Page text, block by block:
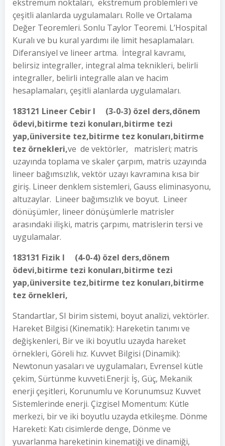
ekstremum noktaları, ekstremum problemleri ve
çeşitli alanlarda uygulamaları. Rolle ve Ortalama
Değer Teoremleri. Sonlu Taylor Teoremi. L’Hospital
Kuralı ve bu kural yardımı ile limit hesaplamaları.
Diferansiyel ve lineer artma. İntegral kavramı,
belirsiz integraller, integral alma teknikleri, belirli
integraller, belirli integralle alan ve hacim
hesaplamaları, çeşitli alanlarda uygulamaları.
183121 Lineer Cebir I (3-0-3) özel ders,dönem
ödevi,bitirme tezi konuları,bitirme tezi
yap,üniversite tez,bitirme tez konuları,bitirme
tez örnekleri,ve de vektörler, matrisleri; matris
uzayında toplama ve skaler çarpım, matris uzayında
lineer bağımsızlık, vektör uzayı kavramına kısa bir
giriş. Lineer denklem sistemleri, Gauss eliminasyonu,
altuzaylar. Lineer bağımsızlık ve boyut. Lineer
dönüşümler, lineer dönüşümlerle matrisler
arasındaki ilişki, matris çarpımı, matrislerin tersi ve
uygulamalar.
183131 Fizik I (4-0-4) özel ders,dönem
ödevi,bitirme tezi konuları,bitirme tezi
yap,üniversite tez,bitirme tez konuları,bitirme
tez örnekleri,
Standartlar, SI birim sistemi, boyut analizi, vektörler.
Hareket Bilgisi (Kinematik): Hareketin tanımı ve
değişkenleri, Bir ve iki boyutlu uzayda hareket
örnekleri, Göreli hız. Kuvvet Bilgisi (Dinamik):
Newtonun yasaları ve uygulamaları, Evrensel kütle
çekim, Sürtünme kuvveti.Enerji: İş, Güç, Mekanik
enerji çeşitleri, Korunumlu ve Korunumsuz Kuvvet
Sistemlerinde enerji. Çizgisel Momentum: Kütle
merkezi, bir ve iki boyutlu uzayda etkileşme. Dönme
Hareketi: Katı cisimlerde denge, Dönme ve
yuvarlanma hareketinin kinematiği ve dinamiği,